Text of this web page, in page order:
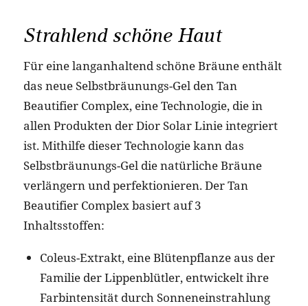
Strahlend schöne Haut
Für eine langanhaltend schöne Bräune enthält
das neue Selbstbräunungs-Gel den Tan
Beautifier Complex, eine Technologie, die in
allen Produkten der Dior Solar Linie integriert
ist. Mithilfe dieser Technologie kann das
Selbstbräunungs-Gel die natürliche Bräune
verlängern und perfektionieren. Der Tan
Beautifier Complex basiert auf 3
Inhaltsstoffen:
Coleus-Extrakt, eine Blütenpflanze aus der
Familie der Lippenblütler, entwickelt ihre
Farbintensität durch Sonneneinstrahlung